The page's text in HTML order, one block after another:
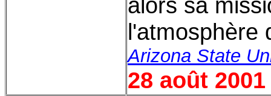
l'atmosphère
Arizona State
28 août 2001